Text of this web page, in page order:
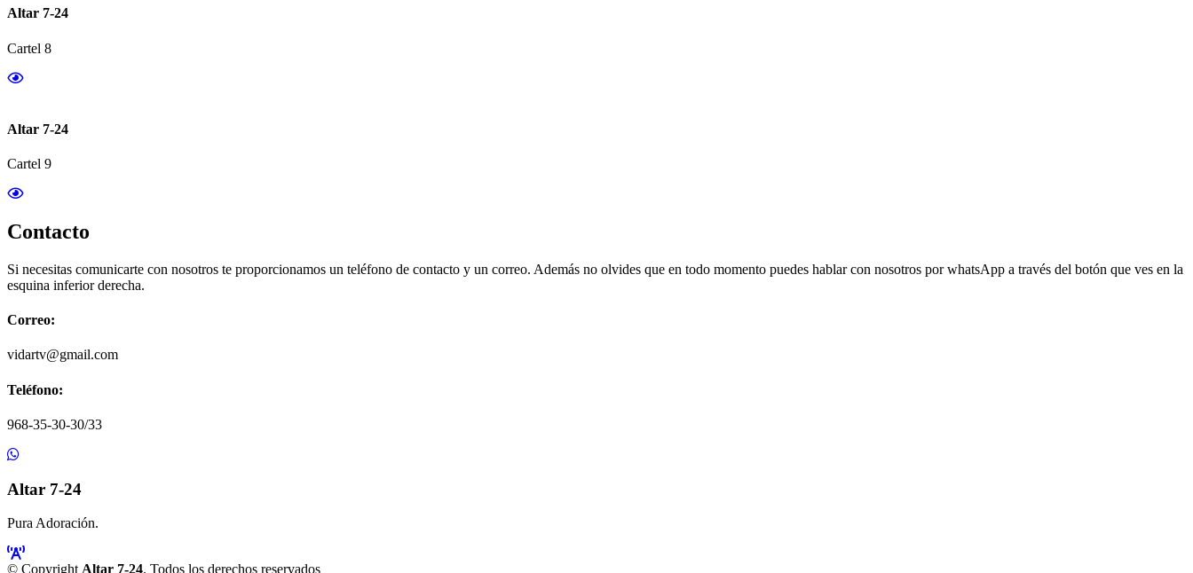
Altar 7-24
Cartel 8
Altar 7-24
Cartel 9
Contacto
Si necesitas comunicarte con nosotros te proporcionamos un teléfono de contacto y un correo. Además no olvides que en todo momento puedes hablar con nosotros por whatsApp a través del botón que ves en la
esquina inferior derecha.
Correo:
vidartv@gmail.com
Teléfono:
968-35-30-30/33
Altar 7-24
Pura Adoración.
© Copyright Altar 7-24. Todos los derechos reservados